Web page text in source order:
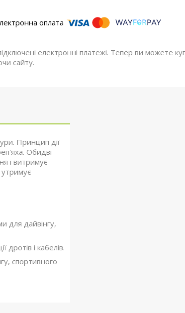
електронні платежі. Тепер ви можете
сайту.
Принцип дії
Обидві
і витримує
утримує
для дайвінгу,
дротів і кабелів.
спортивного